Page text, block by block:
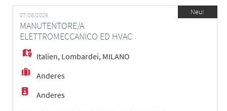
EN
IT
movimentazione merci con commissionatore verticale
REQUISITI: - Patentino del muletto - Uso pratico di
muletto, carrello retrattil
07/08/2026
MANUTENTORE/A
ELETTROMECCANICO ED HVAC
Italien, Lombardei, MILANO
Anderes
Anderes
Neu!